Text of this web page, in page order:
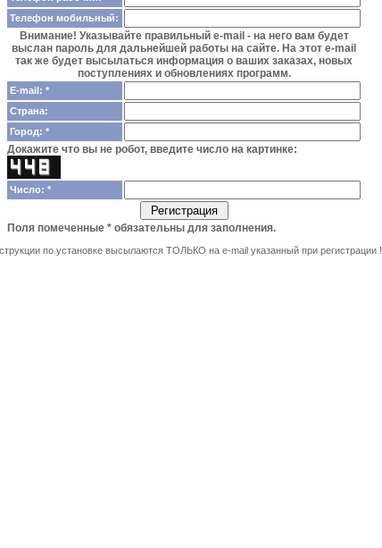
Телефон мобильный:
Внимание! Указывайте правильный e-mail - на него вам будет
выслан пароль для дальнейшей работы на сайте. На этот e-mail
так же будет высылаться информация о ваших заказах, новых
поступлениях и обновлениях программ.
E-mail: *
Страна:
Город: *
Докажите что вы не робот, введите число на картинке:
Число: *
Поля помеченные * обязательны для заполнения.
по установке высылаются ТОЛЬКО на e-mail указанный при регистрации !